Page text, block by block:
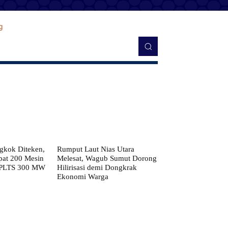
Diteken,
200 Mesin
300 MW
Rumput Laut Nias Utara
Melesat, Wagub Sumut Dorong
Hilirisasi demi Dongkrak
Ekonomi Warga